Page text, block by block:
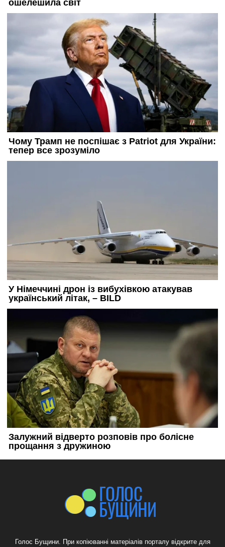
Голос Бущини. При копіюванні матеріалів порталу відкрите для